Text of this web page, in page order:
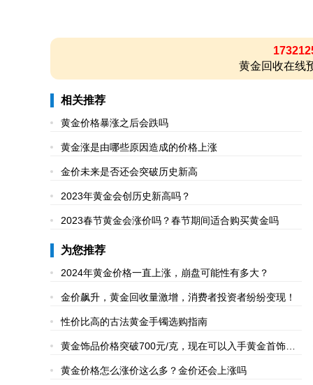
黄金回收在线
相关推荐
黄金价格暴涨之后会跌吗
黄金涨是由哪些原因造成的价格上涨
金价未来是否还会突破历史新高
2023年黄金会创历史新高吗？
2023春节黄金会涨价吗？春节期间适合购买黄金吗
为您推荐
2024年黄金价格一直上涨，崩盘可能性有多大？
金价飙升，黄金回收量激增，消费者投资者纷纷变现！
性价比高的古法黄金手镯选购指南
黄金饰品价格突破700元/克，现在可以入手黄金首饰
吗？
黄金价格怎么涨价这么多？金价还会上涨吗